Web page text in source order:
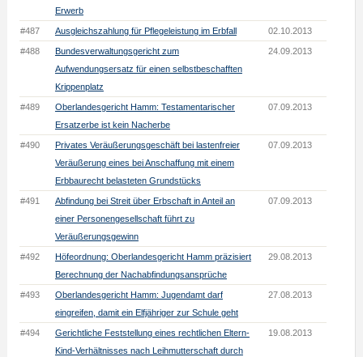
Erwerb
#487 Ausgleichszahlung für Pflegeleistung im Erbfall 02.10.2013
#488
Bundesverwaltungsgericht zum
Aufwendungsersatz für einen selbstbeschafften
Krippenplatz
24.09.2013
#489
Oberlandesgericht Hamm: Testamentarischer
Ersatzerbe ist kein Nacherbe
07.09.2013
#490
Privates Veräußerungsgeschäft bei lastenfreier
Veräußerung eines bei Anschaffung mit einem
Erbbaurecht belasteten Grundstücks
07.09.2013
#491
Abfindung bei Streit über Erbschaft in Anteil an
einer Personengesellschaft führt zu
Veräußerungsgewinn
07.09.2013
#492
Höfeordnung: Oberlandesgericht Hamm präzisiert
Berechnung der Nachabfindungsansprüche
29.08.2013
#493
Oberlandesgericht Hamm: Jugendamt darf
eingreifen, damit ein Elfjähriger zur Schule geht
27.08.2013
#494
Gerichtliche Feststellung eines rechtlichen Eltern-
Kind-Verhältnisses nach Leihmutterschaft durch
19.08.2013